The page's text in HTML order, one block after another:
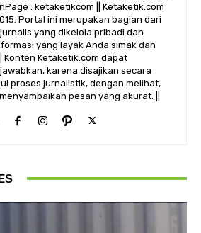
: ketaketikcom || Ketaketik.com
Portal ini merupakan bagian dari
yang dikelola pribadi dan
yang layak Anda simak dan
Konten Ketaketik.com dapat
karena disajikan secara
proses jurnalistik, dengan melihat,
pesan yang akurat. ||